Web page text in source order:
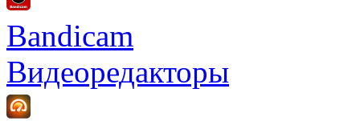
Bandicam
Видеоредакторы